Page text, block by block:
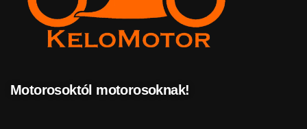
Motorosoktól motorosoknak!